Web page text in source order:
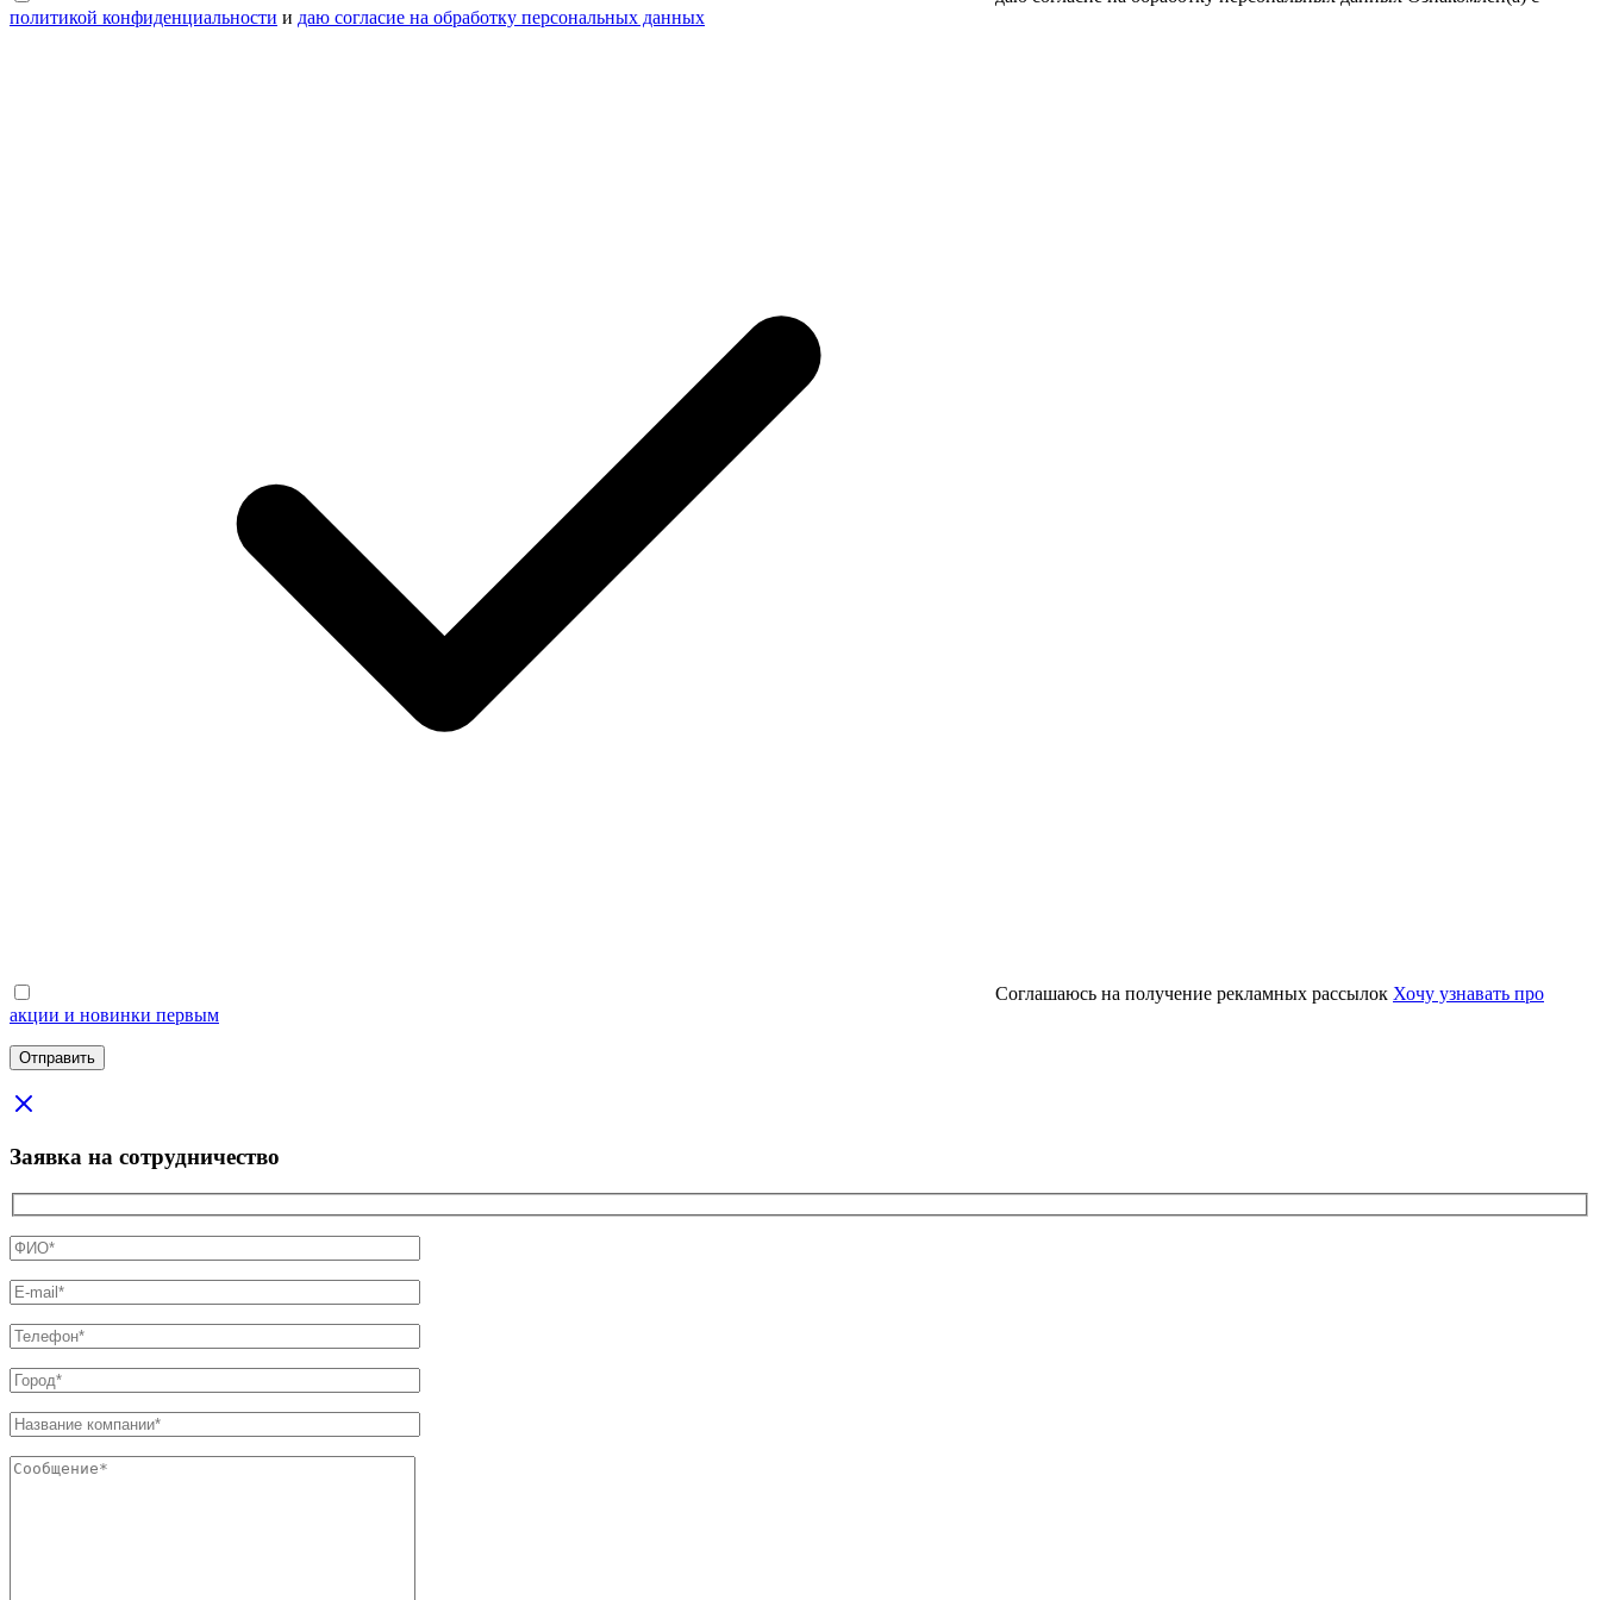
политикой конфиденциальности и даю согласие на обработку персональных данных
Соглашаюсь на получение рекламных рассылок Хочу узнавать про
акции и новинки первым
Заявка на сотрудничество